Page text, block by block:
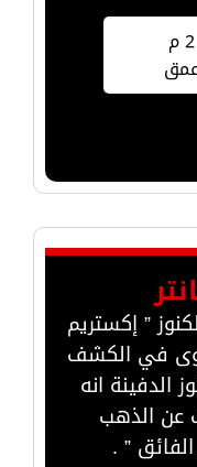
2 م
” إكستريم
في الكشف
الدفينة انه
عن الذهب
” .